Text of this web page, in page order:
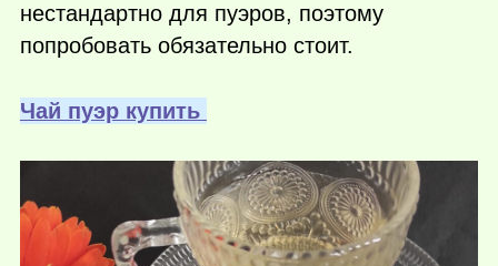
нестандартно для пуэров, поэтому
попробовать обязательно стоит.
Чай пуэр купить